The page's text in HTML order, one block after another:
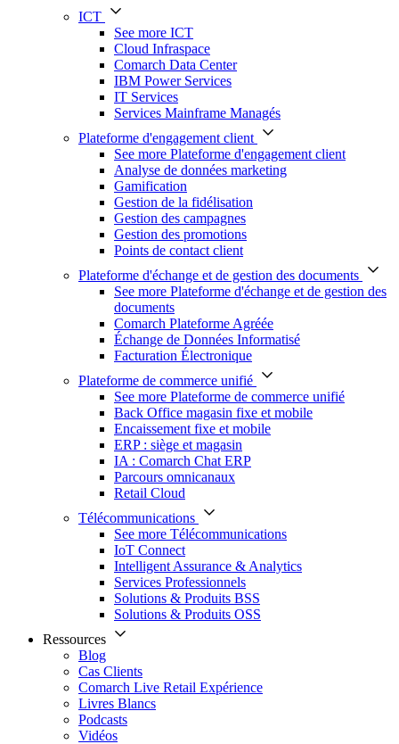
ICT
See more ICT
Cloud Infraspace
Comarch Data Center
IBM Power Services
IT Services
Services Mainframe Managés
Plateforme d'engagement client
See more Plateforme d'engagement client
Analyse de données marketing
Gamification
Gestion de la fidélisation
Gestion des campagnes
Gestion des promotions
Points de contact client
Plateforme d'échange et de gestion des documents
See more Plateforme d'échange et de gestion des
documents
Comarch Plateforme Agréée
Échange de Données Informatisé
Facturation Électronique
Plateforme de commerce unifié
See more Plateforme de commerce unifié
Back Office magasin fixe et mobile
Encaissement fixe et mobile
ERP : siège et magasin
IA : Comarch Chat ERP
Parcours omnicanaux
Retail Cloud
Télécommunications
See more Télécommunications
IoT Connect
Intelligent Assurance & Analytics
Services Professionnels
Solutions & Produits BSS
Solutions & Produits OSS
Ressources
Blog
Cas Clients
Comarch Live Retail Expérience
Livres Blancs
Podcasts
Vidéos